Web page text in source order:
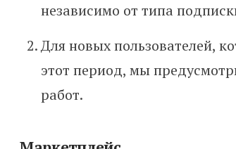
независимо от типа
Для новых пользователей,
этот период, мы
работ.